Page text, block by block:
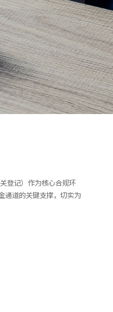
登记）作为核心合规环
通道的关键支撑，切实为